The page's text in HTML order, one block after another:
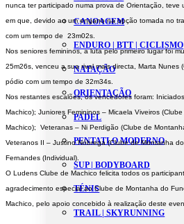
CANOAGEM
ENDURO | BTT | CICLISMO
NATAÇÃO
ORIENTAÇÃO
PADEL
PENTATLO MODERNO
SUP | BODYBOARD
TÉNIS
TRAIL | SKYRUNNING
nunca ter participado numa prova de Orientação,
em que, devido ao um engano na opção tomada no
com um tempo de  23m02s.
Nos seniores femininos, a luta pelo primeiro lugar foi
25m26s, venceu a sua rival mais directa, Marta
pódio com um tempo de 32m34s.
Nos restantes escalões, os vencedores foram:
Machico); Juniores Femininos – Micaela Viveiros
Machico);  Veteranas – Ni Perdigão (Clube de
Veteranos II – Justino Nóbrega (Clube de Montanha
Fernandes (Individual).
O Ludens Clube de Machico felicita todos os
agradecimento especial ao Clube de Montanha do
Machico, pelo apoio concebido à realização deste